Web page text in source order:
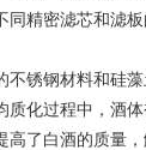
精密滤芯和滤板
锈钢材料和硅藻
质化过程中，酒
了白酒的质量，